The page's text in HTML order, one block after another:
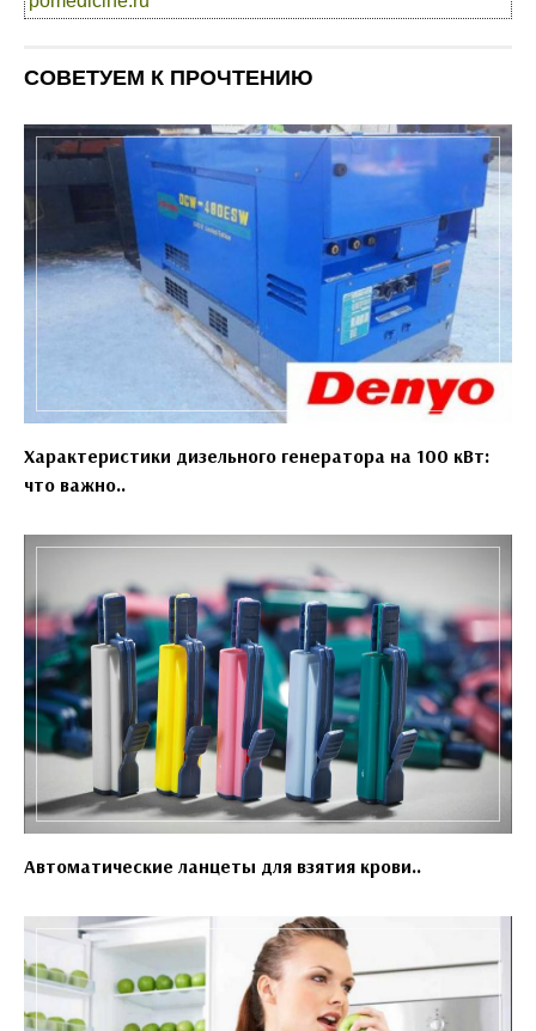
СОВЕТУЕМ К ПРОЧТЕНИЮ
Характеристики дизельного генератора на 100 кВт:
что важно..
Автоматические ланцеты для взятия крови..